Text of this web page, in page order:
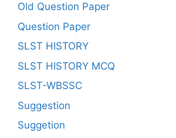
Old Question Paper
Question Paper
SLST HISTORY
SLST HISTORY MCQ
SLST-WBSSC
Suggestion
Suggetion